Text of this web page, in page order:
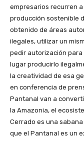
empresarios recurren
producción sostenible
obtenido de áreas
ilegales, utilizar un
pedir autorización
lugar producirlo
la creatividad de esa
en conferencia de
Pantanal van a
la Amazonia, el
Cerrado es una
que el Pantanal es un